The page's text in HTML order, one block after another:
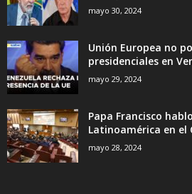
mayo 30, 2024
Unión Europea no
presidenciales en
mayo 29, 2024
Papa Francisco
Latinoamérica en el
mayo 28, 2024